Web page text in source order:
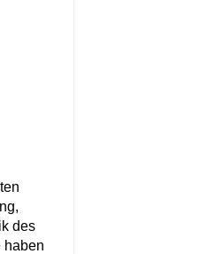
des
haben